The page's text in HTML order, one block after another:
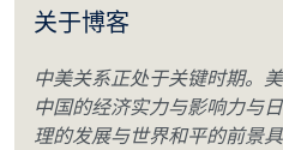
关于博客
中美关系正处于关键时期。
中国的经济实力与影响力与
理的发展与世界和平的前景